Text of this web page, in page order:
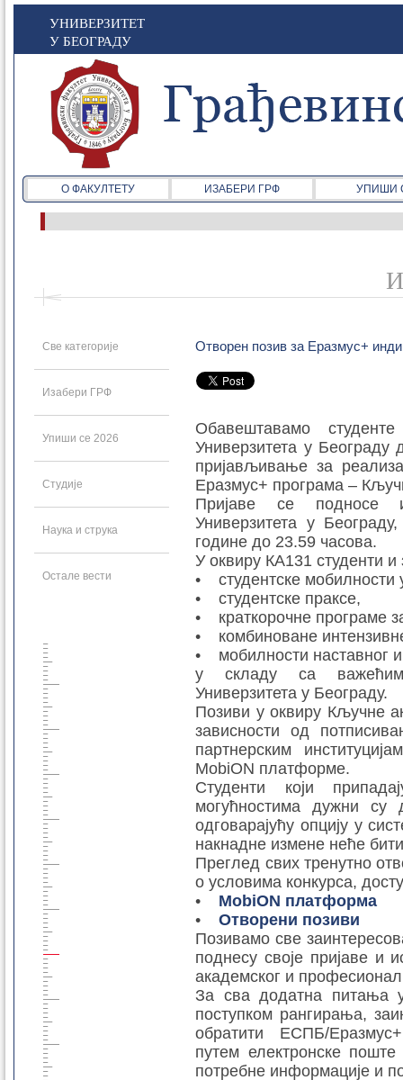
УНИВЕРЗИТЕТ
У БЕОГРАДУ
О ФАКУЛТЕТУ ИЗАБЕРИ ГРФ УПИШИ
Све категорије
Изабери ГРФ
Упиши се 2026
Студије
Наука и струка
Остале вести
Отворен позив за Еразмус+
Обавештавамо
Универзитета у Београду
пријављивање за
Еразмус+ програма –
Пријаве се подносе
Универзитета у
године до 23.59 часова.
У оквиру КА131 студенти и
• студентске мобилности
• студентске праксе,
• краткорочне програме
• комбиноване
• мобилности наставног
у складу са важећим
Универзитета у Београду.
Позиви у оквиру Кључне
зависности од
партнерским
MobiON платформе.
Студенти који
могућностима дужни су
одговарајућу опцију у
накнадне измене неће
Преглед свих тренутно
о условима конкурса,
• MobiON платформа
•
Отворени позиви
Позивамо све
поднесу своје пријаве и
академског и
За сва додатна питања
поступком рангирања,
обратити ЕСПБ/
путем електронске
потребне информације и